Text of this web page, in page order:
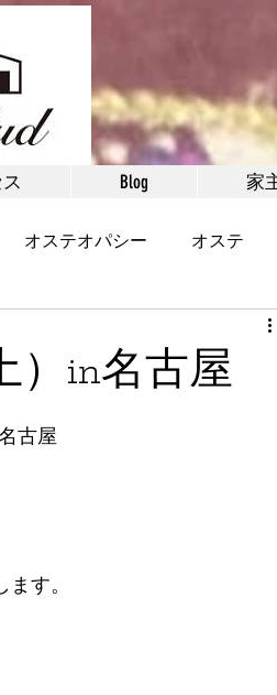
Blog 家
オステオパシー オステ
メンコ
）in名古屋
古屋
す。